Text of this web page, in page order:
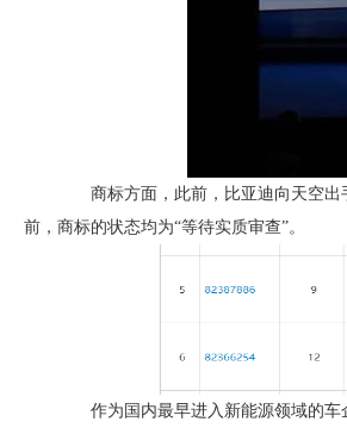
商标方面，此前，比亚迪向天空出
前，商标的状态均为“等待实质审查”。
作为国内最早进入新能源领域的车